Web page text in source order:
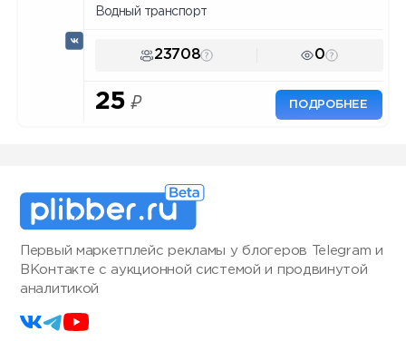
Водный транспорт
23708 0
25 ₽ ПОДРОБНЕЕ
Первый маркетплейс рекламы у блогеров Telegram и
ВКонтакте с аукционной системой и продвинутой
аналитикой